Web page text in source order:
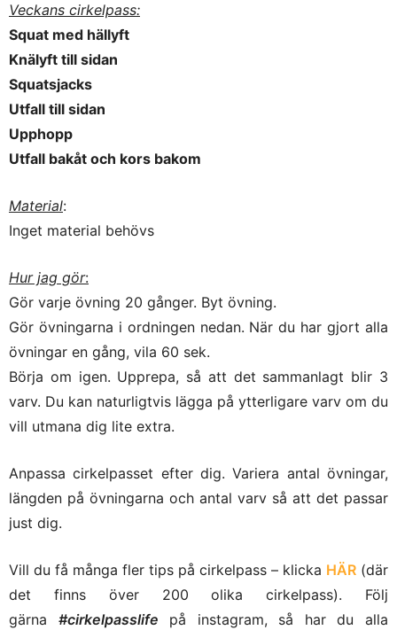
Veckans cirkelpass:
Squat med hällyft
Knälyft till sidan
Squatsjacks
Utfall till sidan
Upphopp
Utfall bakåt och kors bakom
Material:
Inget material behövs
Hur jag gör:
Gör varje övning 20 gånger. Byt övning.
Gör övningarna i ordningen nedan. När du har gjort alla
övningar en gång, vila 60 sek.
Börja om igen. Upprepa, så att det sammanlagt blir 3
varv. Du kan naturligtvis lägga på ytterligare varv om du
vill utmana dig lite extra.
Anpassa cirkelpasset efter dig. Variera antal övningar,
längden på övningarna och antal varv så att det passar
just dig.
Vill du få många fler tips på cirkelpass – klicka HÄR (där
det finns över 200 olika cirkelpass). Följ
gärna #cirkelpasslife på instagram, så har du alla